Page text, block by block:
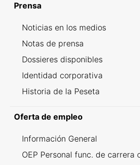
Prensa
Noticias en los medios
Notas de prensa
Dossieres disponibles
Identidad corporativa
Historia de la Peseta
Oferta de empleo
Información General
OEP Personal func. de carrera